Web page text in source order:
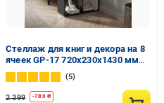
Стеллаж для книг и декора на 8
ячеек GP-17 720х230х1430 мм
Антрацит
5
2 399 -780₴